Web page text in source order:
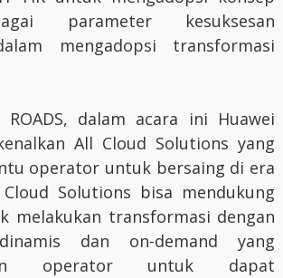
parameter kesuksesan
mengadopsi transformasi
ROADS, dalam acara ini Huawei
All Cloud Solutions yang
operator untuk bersaing di era
Solutions bisa mendukung
melakukan transformasi dengan
dan on-demand yang
operator untuk dapat